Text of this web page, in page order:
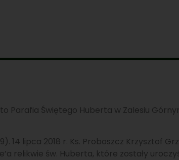
Parafia Świętego Huberta w Zalesiu
14 lipca 2018 r. Ks. Proboszcz Krzysztof
relikwie św. Huberta, które zostały